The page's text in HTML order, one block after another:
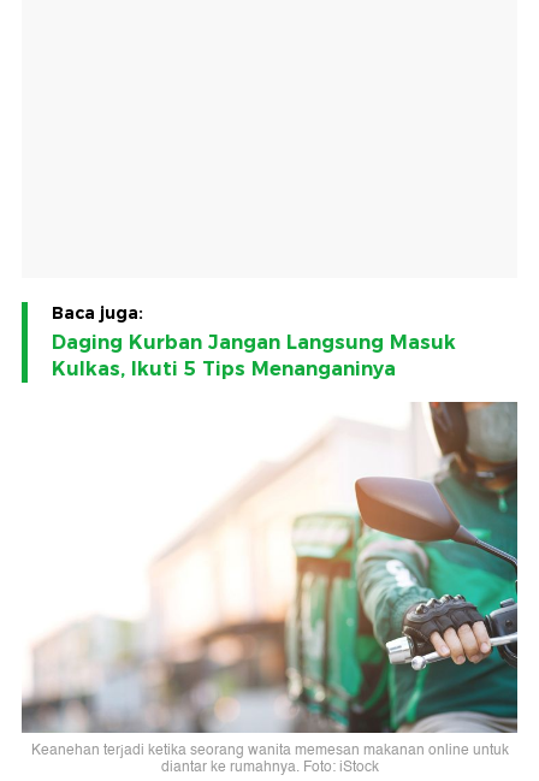
Baca juga:
Daging Kurban Jangan Langsung Masuk
Kulkas, Ikuti 5 Tips Menanganinya
Keanehan terjadi ketika seorang wanita memesan makanan online untuk
diantar ke rumahnya. Foto: iStock